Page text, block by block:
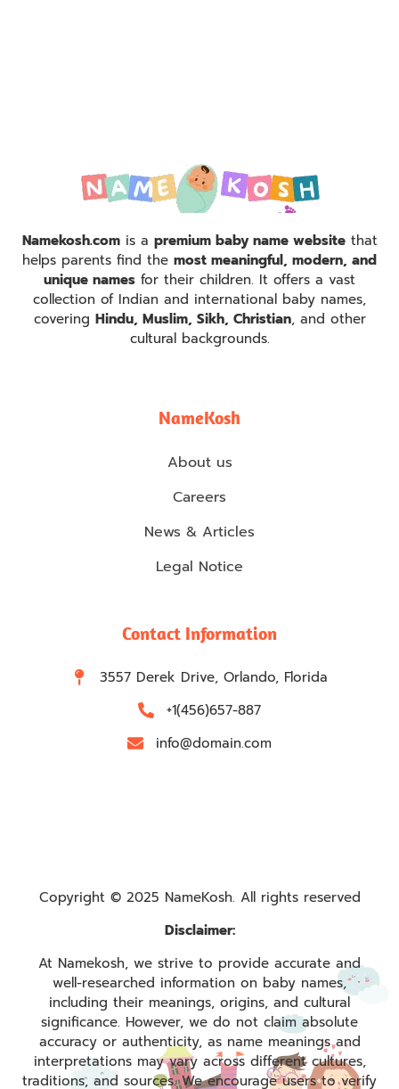
Namekosh.comis a premium baby name websitethat
helps parents find the most meaningful, modern, and
unique names for their children. It offers a vast
collection of Indian and international baby names,
covering Hindu, Muslim, Sikh, Christian, and other
cultural backgrounds.
NameKosh
About us
Careers
News & Articles
Legal Notice
Contact Information
3557 Derek Drive, Orlando, Florida
+1(456)657-887
info@domain.com
Copyright © 2025 NameKosh. All rights reserved
Disclaimer:
At Namekosh, we strive to provide accurate and
well-researched information on baby names,
including their meanings, origins, and cultural
significance. However, we do not claim absolute
accuracy or authenticity, as name meanings and
interpretations may vary across different cultures,
traditions, and sources. We encourage users to verify